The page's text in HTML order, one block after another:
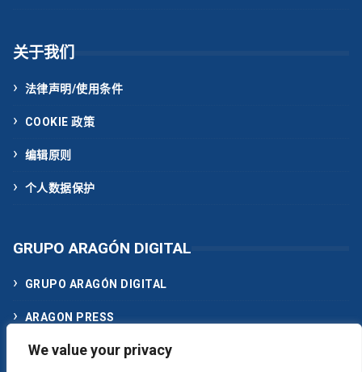
We value your privacy
关于我们
法律声明/使用条件
COOKIE 政策
编辑原则
个人数据保护
GRUPO ARAGÓN DIGITAL
GRUPO ARAGÓN DIGITAL
ARAGON PRESS
ACTUALIDAD MEDIA